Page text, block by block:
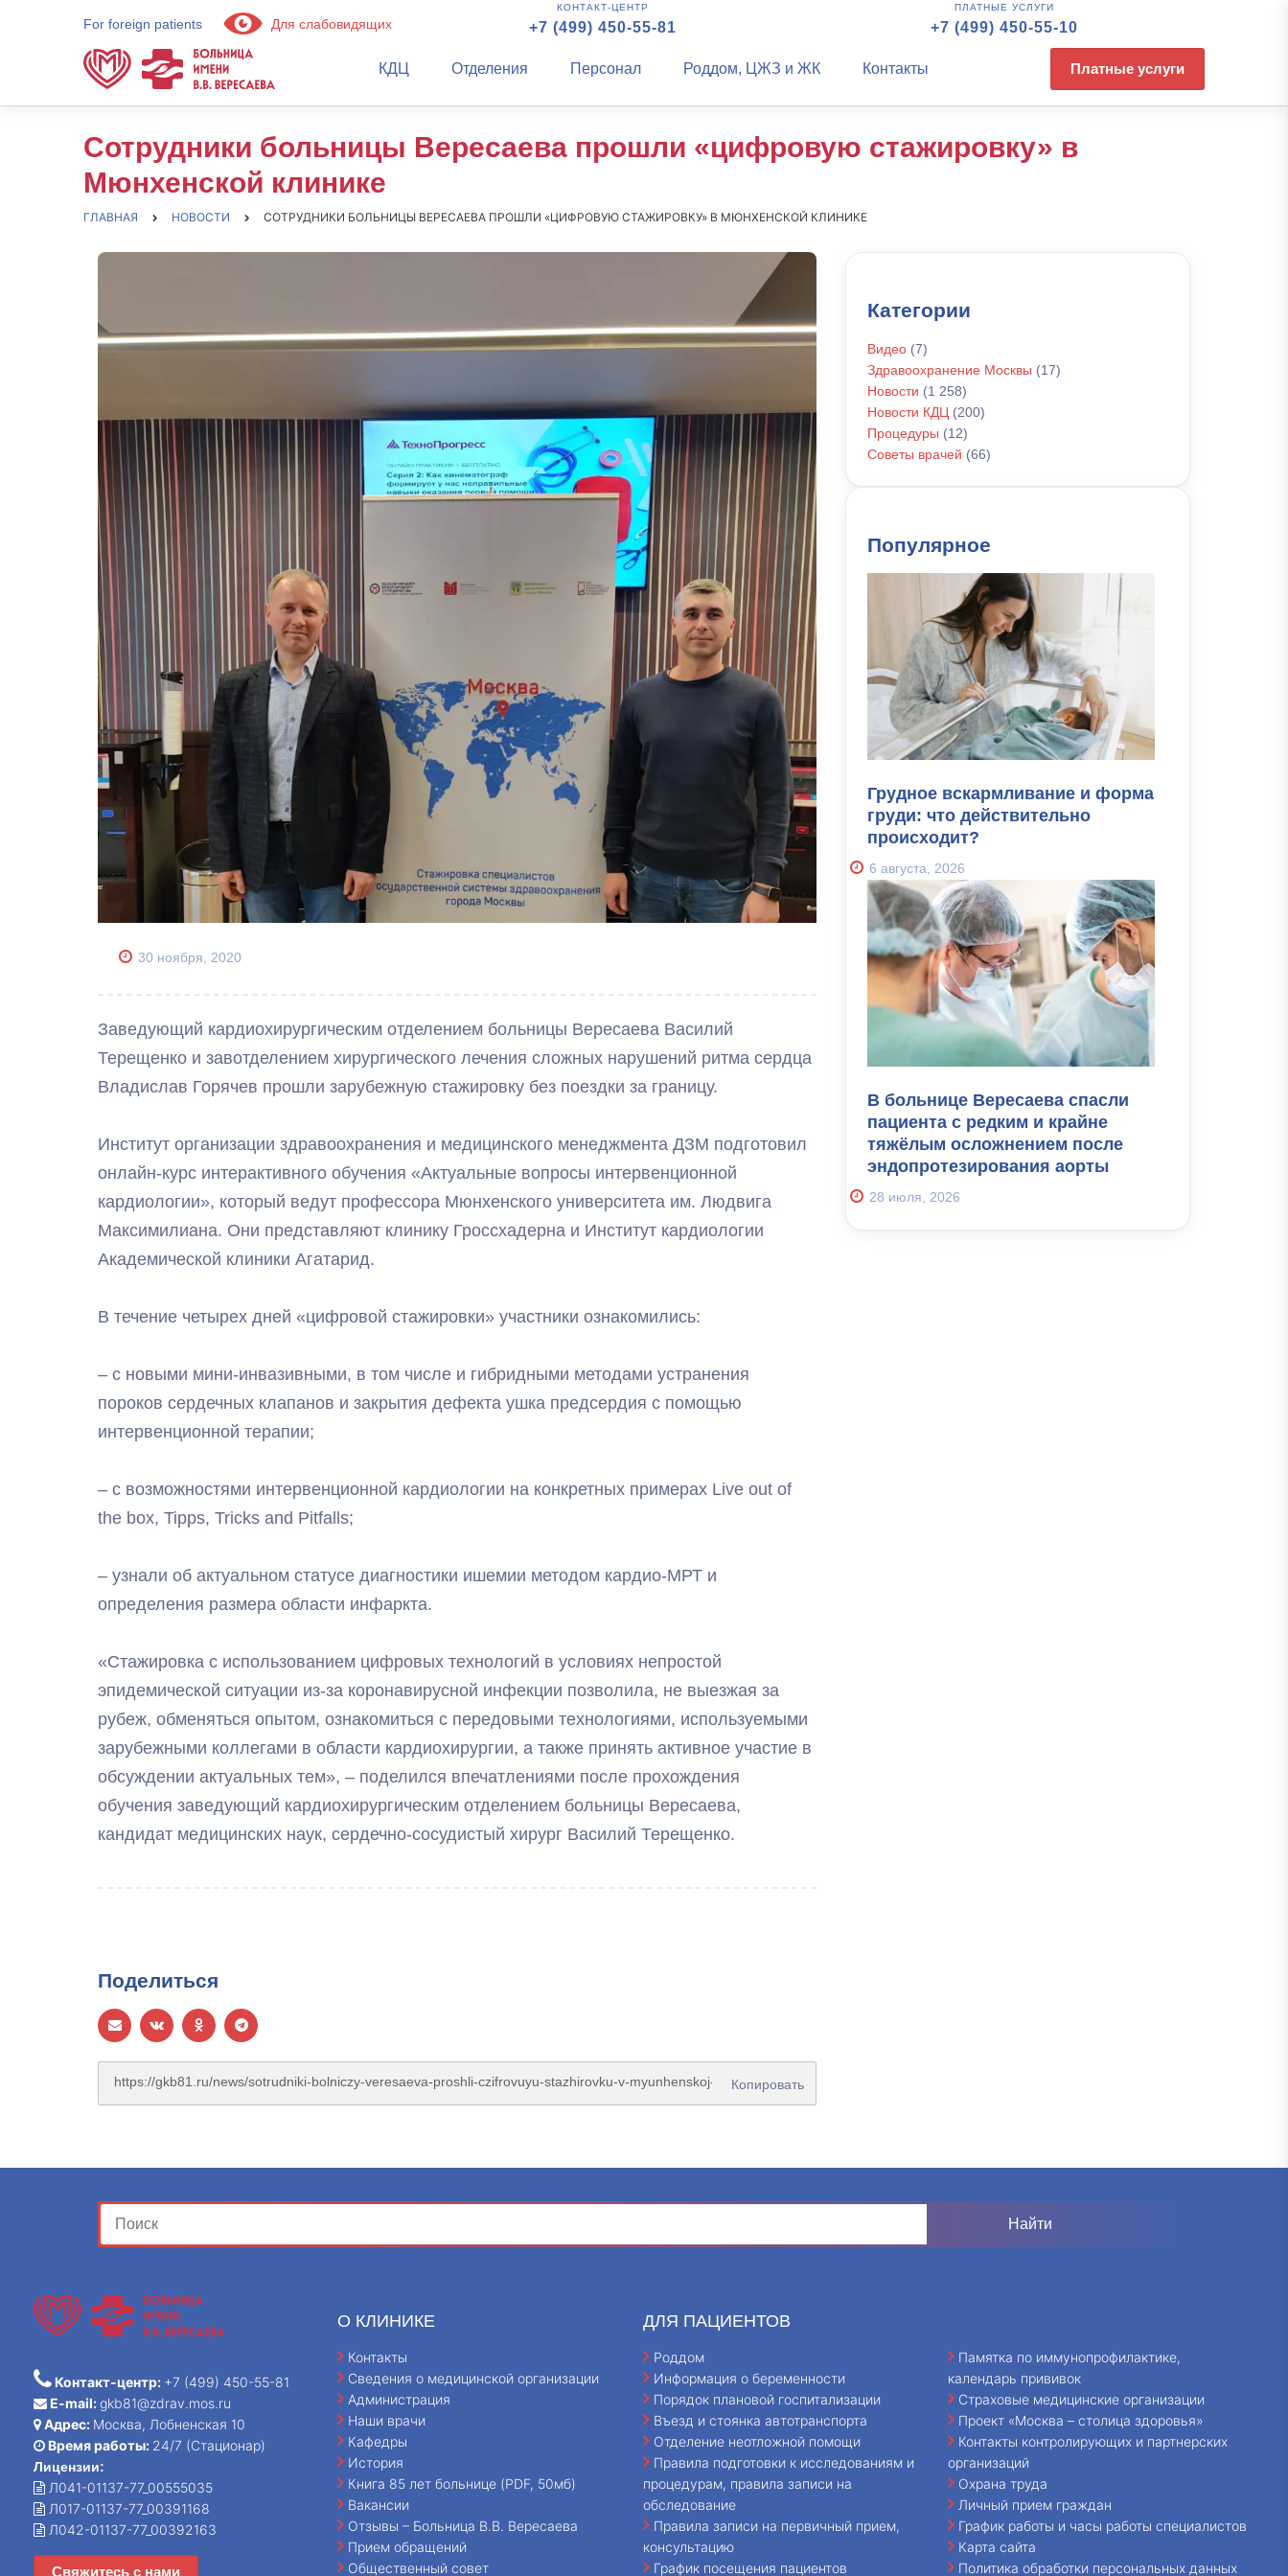
For foreign patients Для слабовидящих
КОНТАКТ-ЦЕНТР
+7 (499) 450-55-81
ПЛАТНЫЕ УСЛУГИ
+7 (499) 450-55-10
КДЦ Отделения Персонал Роддом, ЦЖЗ и ЖК Контакты Платные услуги
Сотрудники больницы Вересаева прошли «цифровую стажировку» в
Мюнхенской клинике
ГЛАВНАЯ НОВОСТИ СОТРУДНИКИ БОЛЬНИЦЫ ВЕРЕСАЕВА ПРОШЛИ «ЦИФРОВУЮ СТАЖИРОВКУ» В МЮНХЕНСКОЙ КЛИНИКЕ
30 ноября, 2020
Заведующий кардиохирургическим отделением больницы Вересаева Василий
Терещенко и завотделением хирургического лечения сложных нарушений ритма сердца
Владислав Горячев прошли зарубежную стажировку без поездки за границу.
Институт организации здравоохранения и медицинского менеджмента ДЗМ подготовил
онлайн-курс интерактивного обучения «Актуальные вопросы интервенционной
кардиологии», который ведут профессора Мюнхенского университета им. Людвига
Максимилиана. Они представляют клинику Гроссхадерна и Институт кардиологии
Академической клиники Агатарид.
В течение четырех дней «цифровой стажировки» участники ознакомились:
– с новыми мини-инвазивными, в том числе и гибридными методами устранения
пороков сердечных клапанов и закрытия дефекта ушка предсердия с помощью
интервенционной терапии;
– с возможностями интервенционной кардиологии на конкретных примерах Live out of
the box, Tipps, Tricks and Pitfalls;
– узнали об актуальном статусе диагностики ишемии методом кардио-МРТ и
определения размера области инфаркта.
«Стажировка с использованием цифровых технологий в условиях непростой
эпидемической ситуации из-за коронавирусной инфекции позволила, не выезжая за
рубеж, обменяться опытом, ознакомиться с передовыми технологиями, используемыми
зарубежными коллегами в области кардиохирургии, а также принять активное участие в
обсуждении актуальных тем», – поделился впечатлениями после прохождения
обучения заведующий кардиохирургическим отделением больницы Вересаева,
кандидат медицинских наук, сердечно-сосудистый хирург Василий Терещенко.
Поделиться
Копировать
Категории
Видео (7)
Здравоохранение Москвы (17)
Новости (1 258)
Новости КДЦ (200)
Процедуры (12)
Советы врачей (66)
Популярное
Грудное вскармливание и форма
груди: что действительно
происходит?
6 августа, 2026
В больнице Вересаева спасли
пациента с редким и крайне
тяжёлым осложнением после
эндопротезирования аорты
28 июля, 2026
Контакт-центр: +7 (499) 450-55-81
E-mail:gkb81@zdrav.mos.ru
Адрес: Москва, Лобненская 10
Время работы: 24/7 (Стационар)
Лицензии:
Л041-01137-77_00555035
Л017-01137-77_00391168
Л042-01137-77_00392163
Свяжитесь с нами
О КЛИНИКЕ
Контакты
Сведения о медицинской организации
Администрация
Наши врачи
Кафедры
История
Книга 85 лет больнице (PDF, 50мб)
Вакансии
Отзывы – Больница В.В. Вересаева
Прием обращений
Общественный совет
ДЛЯ ПАЦИЕНТОВ
Роддом
Информация о беременности
Порядок плановой госпитализации
Въезд и стоянка автотранспорта
Отделение неотложной помощи
Правила подготовки к исследованиям и
процедурам, правила записи на
обследование
Правила записи на первичный прием,
консультацию
График посещения пациентов
Памятка по иммунопрофилактике,
календарь прививок
Страховые медицинские организации
Проект «Москва – столица здоровья»
Контакты контролирующих и партнерских
организаций
Охрана труда
Личный прием граждан
График работы и часы работы специалистов
Карта сайта
Политика обработки персональных данных